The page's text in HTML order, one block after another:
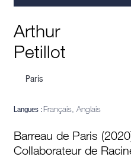
Arthur
Petillot
Paris
Langues :Français, Anglais
Barreau de Paris
Collaborateur de